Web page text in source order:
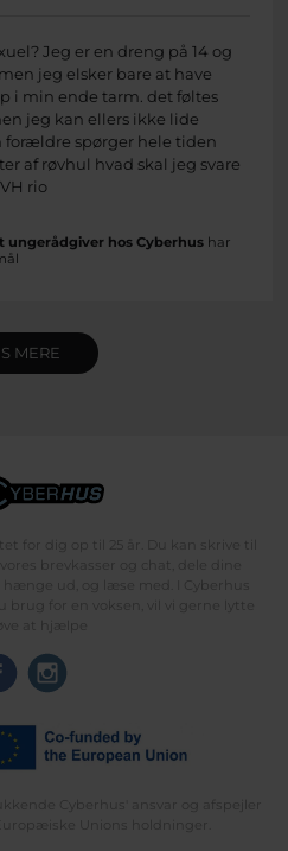
Jeg er en dreng på 14 og
jeg elsker bare at have
i min ende tarm. det føltes
jeg kan ellers ikke lide
forældre spørger hele tiden
af røvhul hvad skal jeg svare
rio
ungerådgiver hos Cyberhushar
MERE
for dig op til 25 år. Du kan skrive til
brevkasser og chat, dele dine
ud, og læse med. I Cyberhus
for en voksen, vil vi gerne lytte
at hjælpe
Cyberhus' ansvar og afspejler
Unions holdninger.